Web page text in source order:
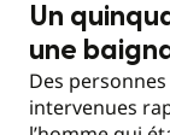
Un
une
Des
intervenues